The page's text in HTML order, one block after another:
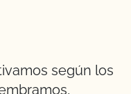
según los